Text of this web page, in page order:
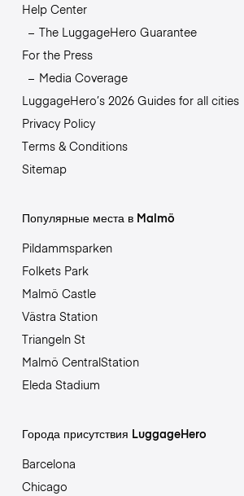
Help Center
The LuggageHero Guarantee
For the Press
Media Coverage
LuggageHero’s 2026 Guides for all cities
Privacy Policy
Terms & Conditions
Sitemap
Популярные места в Malmö
Pildammsparken
Folkets Park
Malmö Castle
Västra Station
Triangeln St
Malmö CentralStation
Eleda Stadium
Города присутствия LuggageHero
Barcelona
Chicago